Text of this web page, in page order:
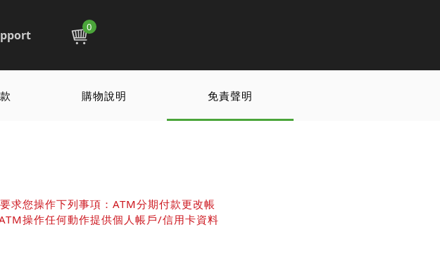
0
購物說明 免責聲明
求您操作下列事項：ATM分期付款更改帳
操作任何動作提供個人帳戶/信用卡資料